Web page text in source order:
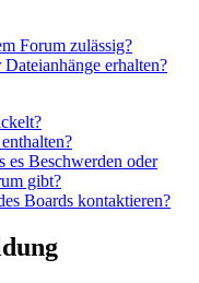
Forum zulässig?
erhalten?
Beschwerden oder
gibt?
Boards kontaktieren?